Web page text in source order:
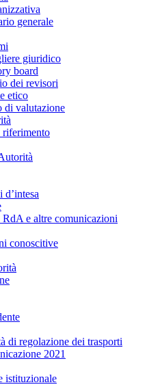
generale
giuridico
board
dei revisori
etico
di valutazione
RdA e altre comunicazioni
conoscitive
di regolazione dei trasporti
2021
istituzionale